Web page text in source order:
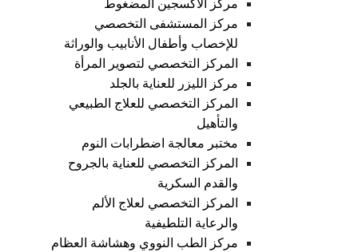
مركز الاكسجين المضغوط
مركز المستشفى التخصصي
للإخصاب وأطفال الأنابيب والوراثة
المركز التخصصي لتصوير المرأة
مركز الليزر للعناية بالجلد
المركز التخصصي للعلاج الطبيعي
والتأهيل
مختبر معالجة اضطرابات النوم
المركز التخصصي للعناية بالجروح
والقدم السكرية
المركز التخصصي لعلاج الألم
والرعاية التلطيفية
مركز الطب النووي وهشاشة العظام